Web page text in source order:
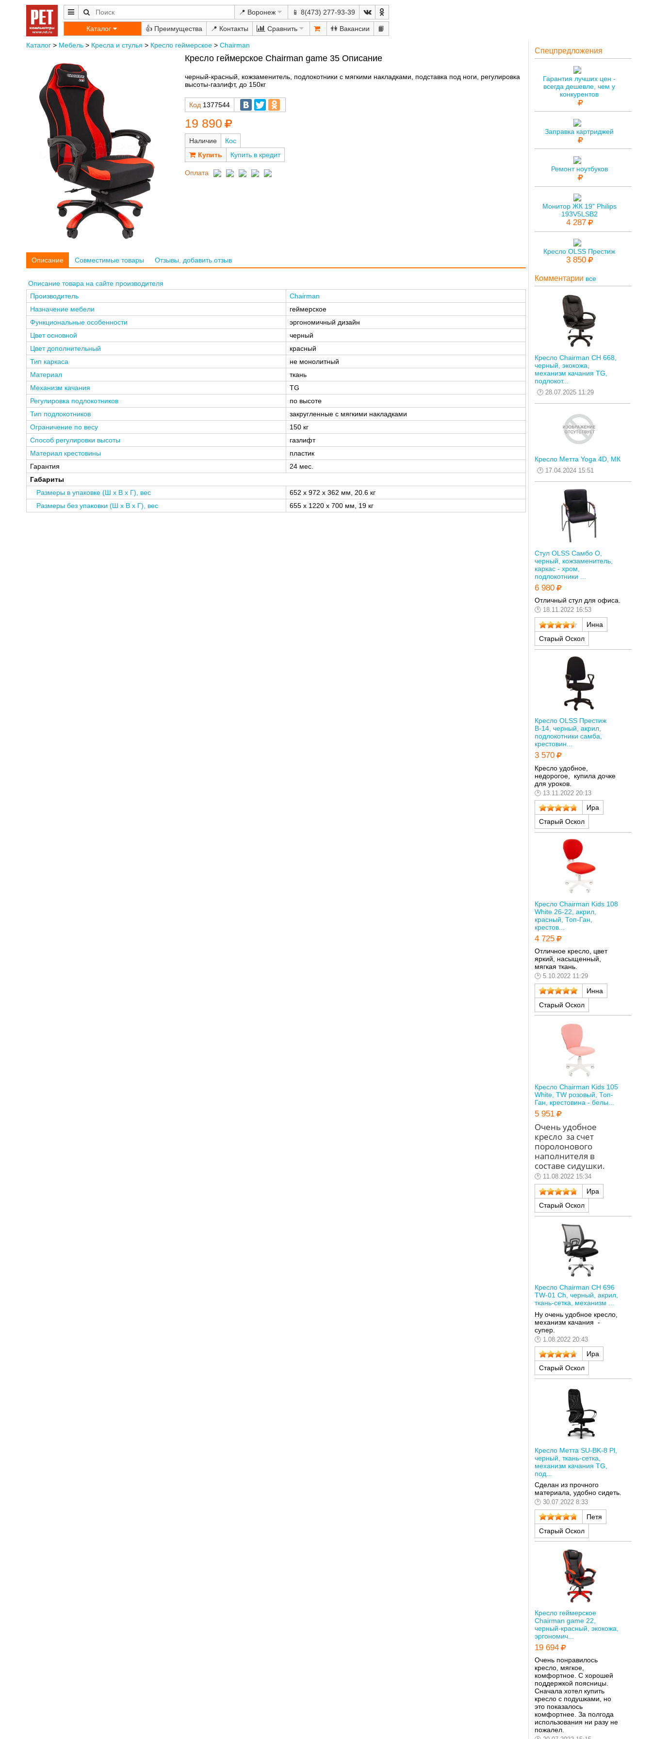
📍 Воронеж 📱 8(473) 277-93-39
Каталог 👍 📍 Сравнить 👫 📙
Каталог> Мебель> Кресла и стулья > Кресло геймерское> Chairman
Кресло геймерское Chairman game 35 Описание
черный-красный, кожзаменитель, подлокотники с мягкими накладками, подставка под ноги, регулировка
высоты-газлифт, до 150кг
Код 1377544
19 890
Наличие
Кос
Купить в кредит
Оплата
Описание Совместимые товары Отзывы, добавить отзыв
Описание товара на сайте производителя
Производитель
Chairman
Назначение мебели
геймерское
Функциональные особенности
эргономичный дизайн
Цвет основной
черный
Цвет дополнительный
красный
Тип каркаса
не монолитный
Материал
ткань
Механизм качания
TG
Регулировка подлокотников
по высоте
Тип подлокотников
закругленные с мягкими накладками
Ограничение по весу
150 кг
Способ регулировки высоты
газлифт
Материал крестовины
пластик
Гарантия
24 мес.
Габариты
Размеры в упаковке (Ш x В x Г), вес
652 x 972 x 362 мм, 20.6 кг
Размеры без упаковки (Ш x В x Г), вес
655 x 1220 x 700 мм, 19 кг
Спецпредложения
Гарантия лучших цен -
всегда дешевле, чем у
конкурентов
Заправка картриджей
Ремонт ноутбуков
Монитор ЖК 19" Philips
193V5LSB2
4 287
Кресло OLSS Престиж
3 850
Комментарии все
Кресло Chairman CH 668,
черный, экокожа,
механизм качания TG,
подлокот...
28.07.2025 11:29
Кресло Метта Yoga 4D, МК
17.04.2024 15:51
Стул OLSS Самбо О,
черный, кожзаменитель,
каркас - хром,
подлокотники ...
6 980
Отличный стул для офиса.
18.11.2022 16:53
Инна
Старый Оскол
Кресло OLSS Престиж
В-14, черный, акрил,
подлокотники самба,
крестовин...
3 570
Кресло удобное,
недорогое, купила дочке
для уроков.
13.11.2022 20:13
Ира
Старый Оскол
Кресло Chairman Kids 108
White 26-22, акрил,
красный, Топ-Ган,
крестов...
4 725
Отличное кресло, цвет
яркий, насыщенный,
мягкая ткань.
5.10.2022 11:29
Инна
Старый Оскол
Кресло Chairman Kids 105
White, TW розовый, Топ-
Ган, крестовина - белы...
5 951
Очень удобное
кресло за счет
поролонового
наполнителя в
составе сидушки.
11.08.2022 15:34
Ира
Старый Оскол
Кресло Chairman CH 696
TW-01 Ch, черный, акрил,
ткань-сетка, механизм ...
Ну очень удобное кресло,
механизм качания -
супер.
1.08.2022 20:43
Ира
Старый Оскол
Кресло Метта SU-BK-8 Pl,
черный, ткань-сетка,
механизм качания TG,
под...
Сделан из прочного
материала, удобно сидеть.
30.07.2022 8:33
Петя
Старый Оскол
Кресло геймерское
Chairman game 22,
черный-красный, экокожа,
эргономич...
19 694
Очень понравилось
кресло, мягкое,
комфортное. С хорошей
поддержкой поясницы.
Сначала хотел купить
кресло с подушками, но
это показалось
комфортнее. За полгода
использования ни разу не
пожалел.